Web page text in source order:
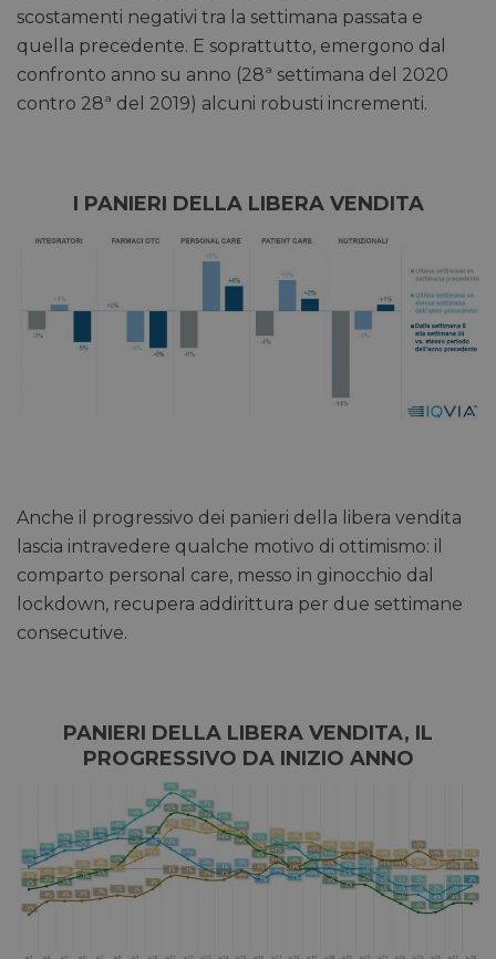
scostamenti negativi tra la settimana passata e
quella precedente. E soprattutto, emergono dal
confronto anno su anno (28ª settimana del 2020
contro 28ª del 2019) alcuni robusti incrementi.
I PANIERI DELLA LIBERA VENDITA
Anche il progressivo dei panieri della libera vendita
lascia intravedere qualche motivo di ottimismo: il
comparto personal care, messo in ginocchio dal
lockdown, recupera addirittura per due settimane
consecutive.
PANIERI DELLA LIBERA VENDITA, IL
PROGRESSIVO DA INIZIO ANNO